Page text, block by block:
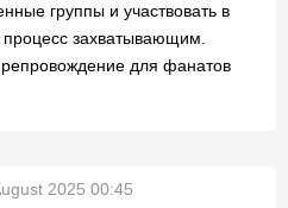
группы и участвовать в
процесс захватывающим.
для фанатов
2025 00:45